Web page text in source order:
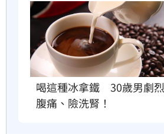
喝這種冰拿鐵　30歲男劇烈
腹痛、險洗腎！